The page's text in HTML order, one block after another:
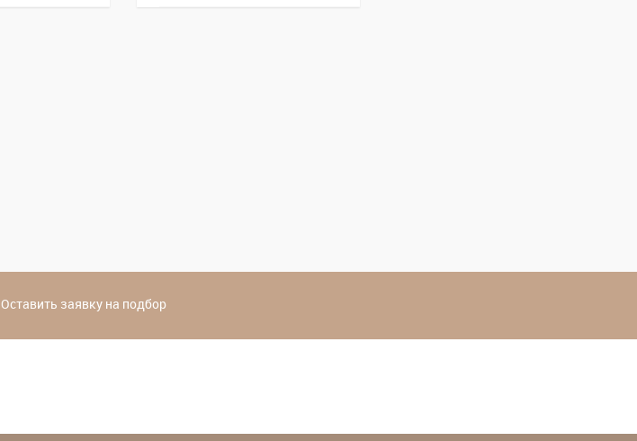
Оставить заявку на подбор